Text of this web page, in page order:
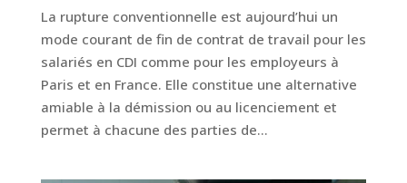
La rupture conventionnelle est aujourd’hui un
mode courant de fin de contrat de travail pour les
salariés en CDI comme pour les employeurs à
Paris et en France. Elle constitue une alternative
amiable à la démission ou au licenciement et
permet à chacune des parties de...